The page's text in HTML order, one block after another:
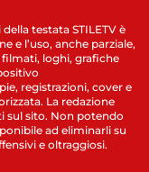
testata STILETV è
e l’uso, anche parziale,
loghi, grafiche
registrazioni, cover e
La redazione
sul sito. Non potendo
ad eliminarli su
e oltraggiosi.